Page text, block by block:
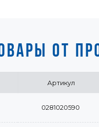
ОТ
Артикул
0281020590